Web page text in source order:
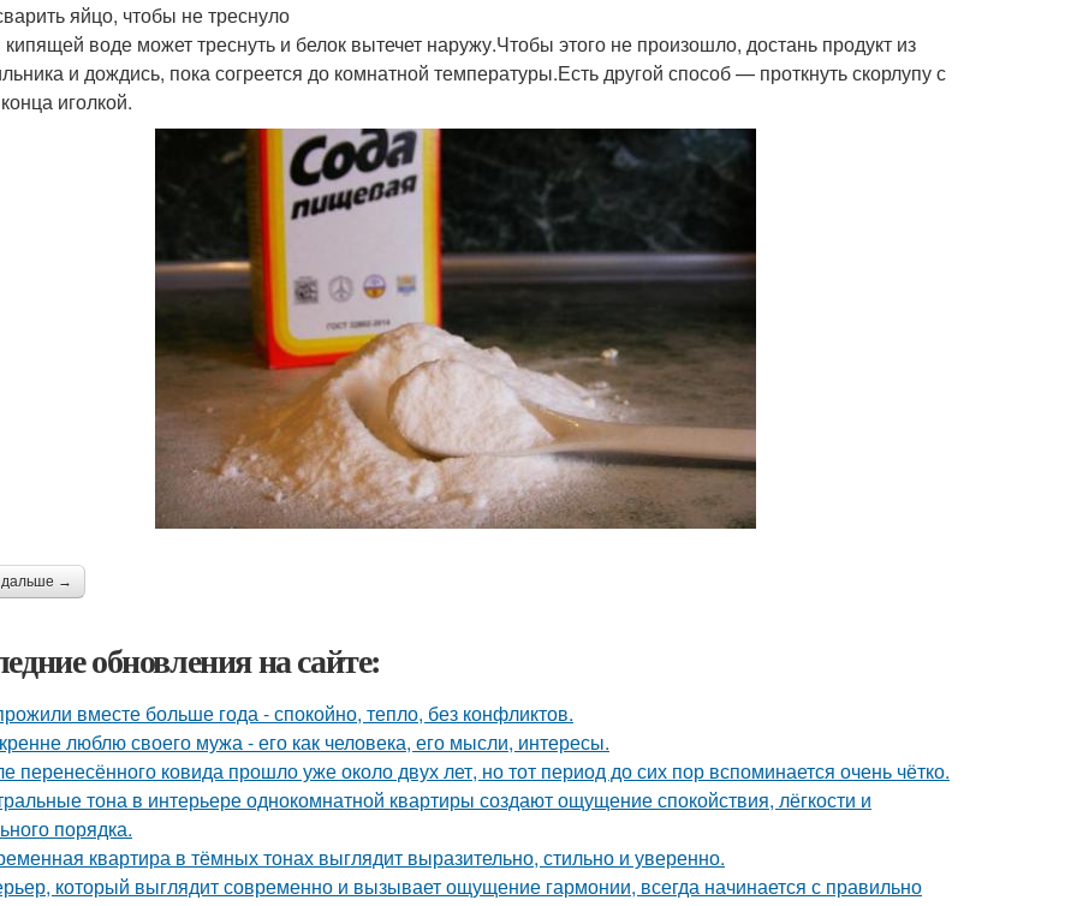
яйцо, чтобы не треснуло
воде может треснуть и белок вытечет наружу.Чтобы этого не произошло, достань продукт из
и дождись, пока согреется до комнатной температуры.Есть другой способ — проткнуть скорлупу с
иголкой.
дальше →
обновления на сайте:
вместе больше года - спокойно, тепло, без конфликтов.
люблю своего мужа - его как человека, его мысли, интересы.
перенесённого ковида прошло уже около двух лет, но тот период до сих пор вспоминается очень чётко.
тона в интерьере однокомнатной квартиры создают ощущение спокойствия, лёгкости и
порядка.
квартира в тёмных тонах выглядит выразительно, стильно и уверенно.
который выглядит современно и вызывает ощущение гармонии, всегда начинается с правильно